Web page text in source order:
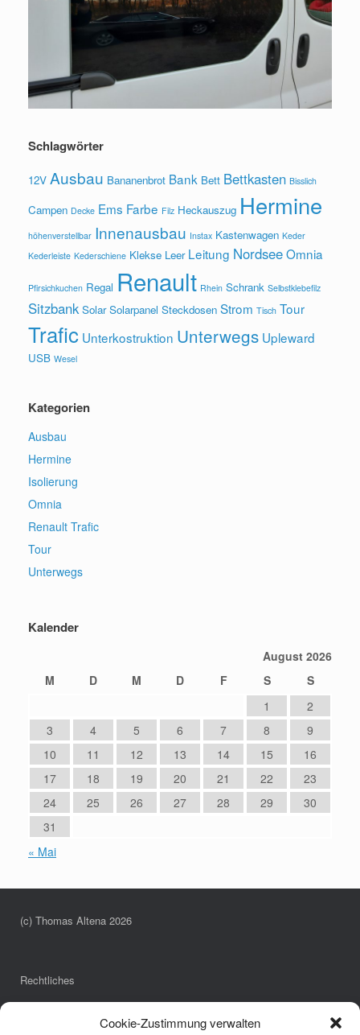
Cookie-Zustimmung verwalten
Schlagwörter
12V Ausbau Bananenbrot Bank Bett Bettkasten Bisslich
Campen Decke Ems Farbe Filz Heckauszug Hermine
höhenverstellbar Innenausbau Instax Kastenwagen Keder
Kederleiste Kederschiene Klekse Leer Leitung NordseeOmnia
Pfirsichkuchen Regal Renault Rhein Schrank Selbstklebefilz
Sitzbank Solar Solarpanel Steckdosen Strom Tisch Tour
Trafic Unterkostruktion Unterwegs Upleward
USB Wesel
Kategorien
Ausbau
Hermine
Isolierung
Omnia
Renault Trafic
Tour
Unterwegs
Kalender
August 2026
M
D M D F S
S
1
2
3
4 5 6 7 8
9
10
11 12 13 14 15
16
17
18 19 20 21 22
23
24
25 26 27 28 29
30
31
« Mai
(c) Thomas Altena 2026
Rechtliches
Datenschutzerklärung